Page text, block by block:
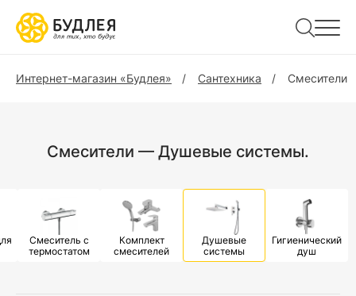
Интернет-магазин «Будлея» Сантехника Смесители
Смесители — Душевые системы.
Смеситель с
термостатом
Комплект
смесителей
Душевые
системы
Гигиенический
душ